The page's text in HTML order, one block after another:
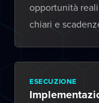
opportunità
chiari e
ESECUZIONE